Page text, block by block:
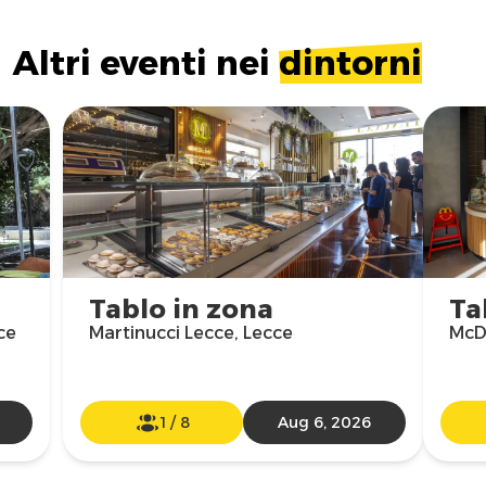
Altri eventi nei dintorni
Tablo in zona
Martinucci Lecce, Lecce
1 / 8 Aug 6, 2026